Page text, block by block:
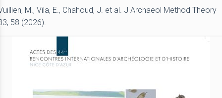
M., Vila, E., Chahoud, J. et al. J Archaeol Method Theory
58 (2026).